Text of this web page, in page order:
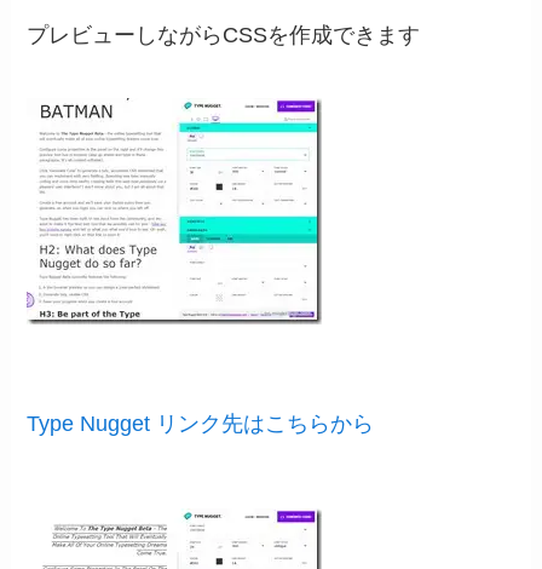
プレビューしながらCSSを作成できます
Type Nugget リンク先はこちらから